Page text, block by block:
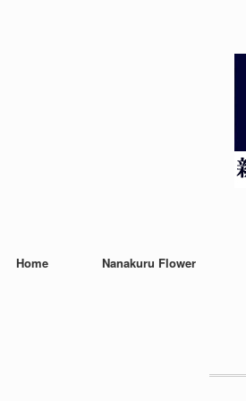
Home Nanakuru Flower